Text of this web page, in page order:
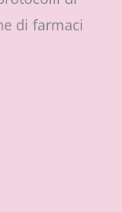
di farmaci